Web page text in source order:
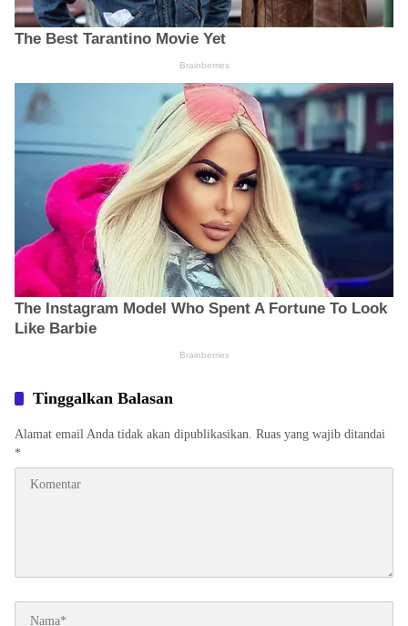
Tinggalkan Balasan
Alamat email Anda tidak akan dipublikasikan. Ruas yang wajib ditandai
*